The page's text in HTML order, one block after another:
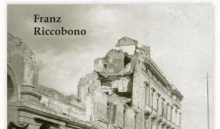
Aggiungi alla lista dei desideri